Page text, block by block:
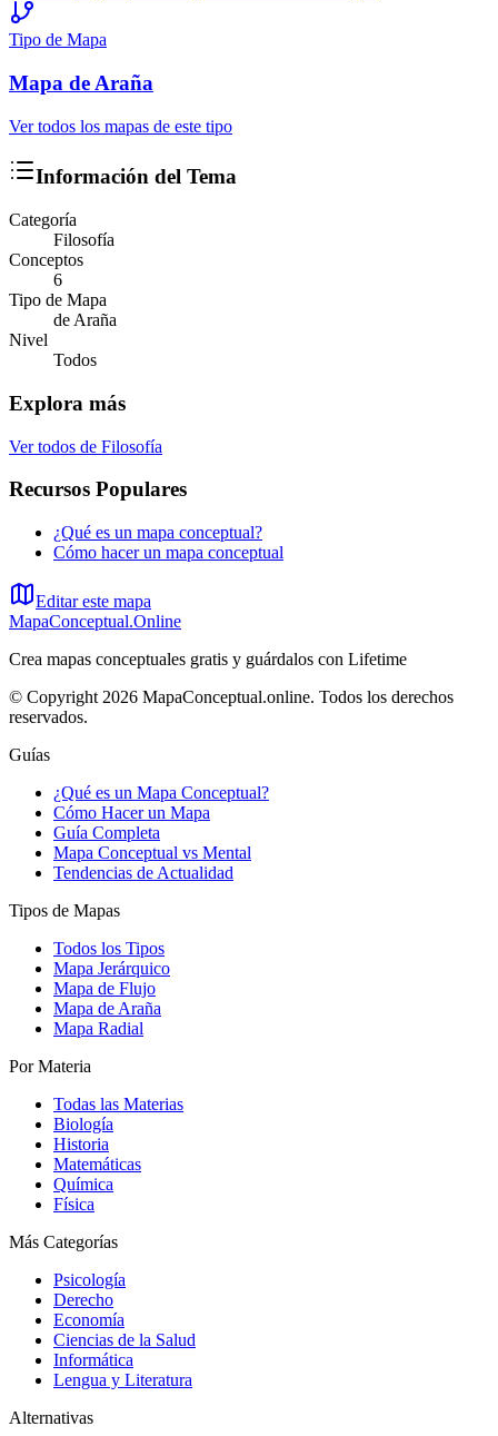
Tipo de Mapa
Mapa de Araña
Ver todos los mapas de este tipo
Información del Tema
Categoría
Filosofía
Conceptos
6
Tipo de Mapa
de Araña
Nivel
Todos
Explora más
Ver todos de Filosofía
Recursos Populares
¿Qué es un mapa conceptual?
Cómo hacer un mapa conceptual
Editar este mapa
MapaConceptual.Online
Crea mapas conceptuales gratis y guárdalos con Lifetime
© Copyright 2026 MapaConceptual.online. Todos los derechos
reservados.
Guías
¿Qué es un Mapa Conceptual?
Cómo Hacer un Mapa
Guía Completa
Mapa Conceptual vs Mental
Tendencias de Actualidad
Tipos de Mapas
Todos los Tipos
Mapa Jerárquico
Mapa de Flujo
Mapa de Araña
Mapa Radial
Por Materia
Todas las Materias
Biología
Historia
Matemáticas
Química
Física
Más Categorías
Psicología
Derecho
Economía
Ciencias de la Salud
Informática
Lengua y Literatura
Alternativas